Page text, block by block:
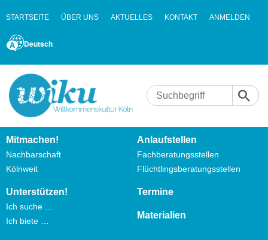
STARTSEITE ÜBER UNS AKTUELLES KONTAKT ANMELDEN
Deutsch
Mitmachen!
Nachbarschaft
Kölnweit
Anlaufstellen
Fachberatungsstellen
Flüchtlingsberatungsstellen
Unterstützen!
Ich suche …
Ich biete …
Termine
Materialien